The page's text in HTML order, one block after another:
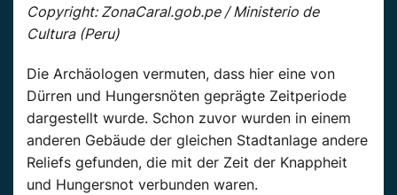
Copyright: ZonaCaral.gob.pe / Ministerio de
Cultura (Peru)
Die Archäologen vermuten, dass hier eine von
Dürren und Hungersnöten geprägte Zeitperiode
dargestellt wurde. Schon zuvor wurden in einem
anderen Gebäude der gleichen Stadtanlage andere
Reliefs gefunden, die mit der Zeit der Knappheit
und Hungersnot verbunden waren.